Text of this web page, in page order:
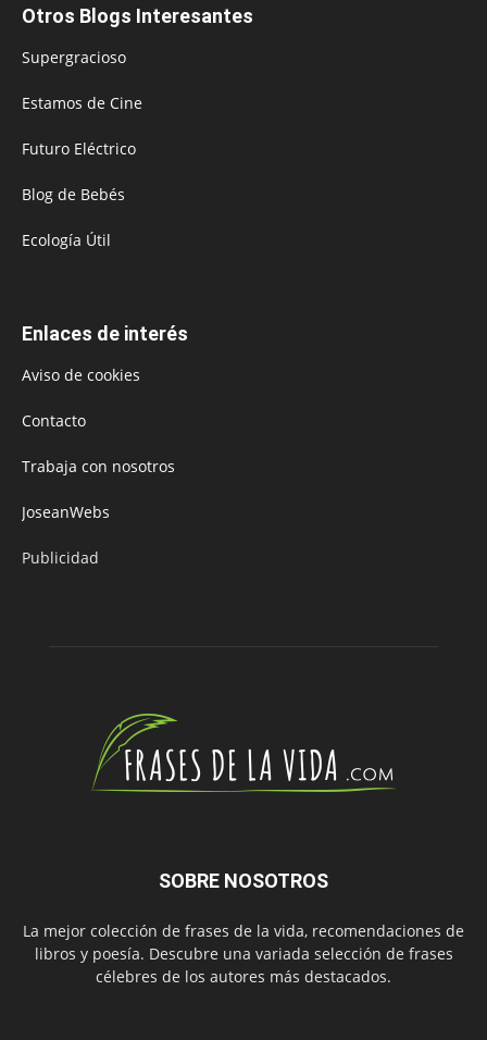
Otros Blogs Interesantes
Supergracioso
Estamos de Cine
Futuro Eléctrico
Blog de Bebés
Ecología Útil
Enlaces de interés
Aviso de cookies
Contacto
Trabaja con nosotros
JoseanWebs
Publicidad
SOBRE NOSOTROS
La mejor colección de frases de la vida, recomendaciones de
libros y poesía. Descubre una variada selección de frases
célebres de los autores más destacados.